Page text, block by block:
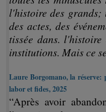
l'histoire des grands;
des actes, des
tissée dans. l'histoire
institutions. Mais ce
Laure Borgomano, la réserve:
labor et fides, 2025
“Après avoir